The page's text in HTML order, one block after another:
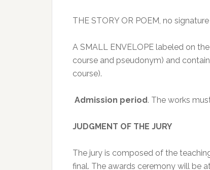
THE STORY OR POEM, no
A SMALL ENVELOPE labeled on
course and pseudonym) and
course).
Admission period. The works
JUDGMENT OF THE JURY
The jury is composed of the
final. The awards ceremony will be